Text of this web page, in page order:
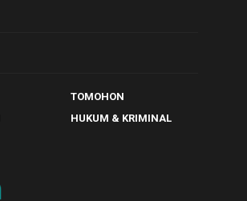
TOMOHON
HUKUM & KRIMINAL